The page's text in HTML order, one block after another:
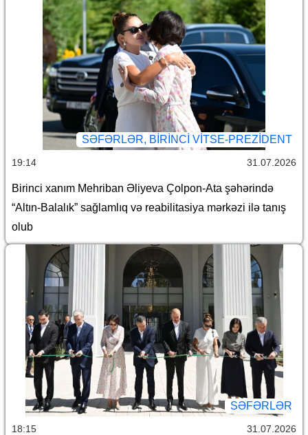
SƏFƏRLƏR, BIRINCI VITSE-PREZIDENT
19:14 31.07.2026
Birinci xanım Mehriban Əliyeva Çolpon-Ata şəhərində
“Altın-Balalık” sağlamlıq və reabilitasiya mərkəzi ilə tanış
olub
SƏFƏRLƏR
18:15 31.07.2026